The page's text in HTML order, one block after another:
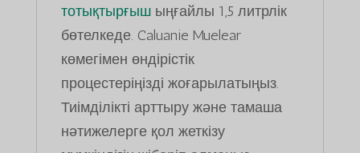
тотықтырғышыңғайлы 1,5 литрлік
бөтелкеде. Caluanie Muelear
көмегімен өндірістік
процестеріңізді жоғарылатыңыз.
Тиімділікті арттыру және тамаша
нәтижелерге қол жеткізу